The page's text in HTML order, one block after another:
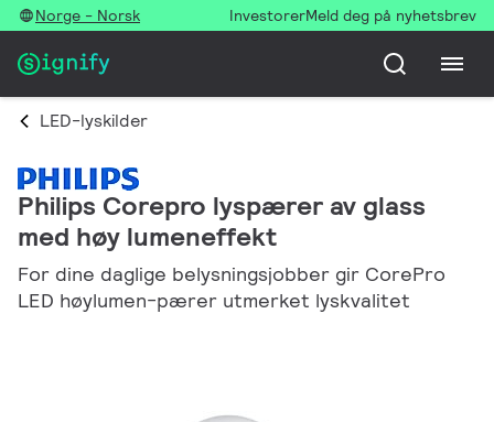
Norge - Norsk InvestorerMeld deg på nyhetsbrev
LED-lyskilder
Philips Corepro lyspærer av glass
med høy lumeneffekt
For dine daglige belysningsjobber gir CorePro
LED høylumen-pærer utmerket lyskvalitet